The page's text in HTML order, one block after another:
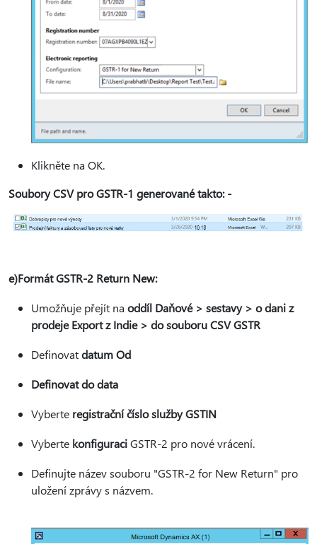
Klikněte na OK.
Soubory CSV pro GSTR-1 generované takto: -
e)Formát GSTR-2 Return New:
Umožňuje přejít na oddíl Daňové > sestavy > o dani z
prodeje Export z Indie > do souboru CSV GSTR
Definovatdatum Od
Definovat do data
Vyberte registrační číslo služby GSTIN
Vyberte konfiguraciGSTR-2 pro nové vrácení.
Definujte název souboru "GSTR-2 for New Return" pro
uložení zprávy s názvem.